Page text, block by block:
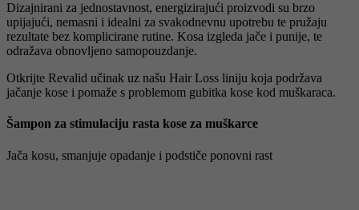
Dizajnirani za jednostavnost, energizirajući proizvodi su brzo
upijajući, nemasni i idealni za svakodnevnu upotrebu te pružaju
rezultate bez komplicirane rutine. Kosa izgleda jače i punije, te
odražava obnovljeno samopouzdanje.
Otkrijte Revalid učinak uz našu Hair Loss liniju koja podržava
jačanje kose i pomaže s problemom gubitka kose kod muškaraca.
Šampon za stimulaciju rasta kose za muškarce
Jača kosu, smanjuje opadanje i podstiče ponovni rast